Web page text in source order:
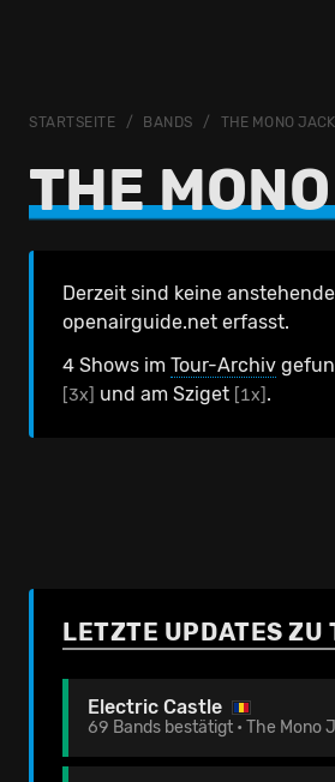
STARTSEITE BANDS THE MONO
THE
Derzeit sind keine
openairguide.net erfasst.
4 Shows im Tour-Archiv
[3x] und am Sziget [1x] .
LETZTE UPDATES ZU
Electric Castle
69 Bands bestätigt • The Mono